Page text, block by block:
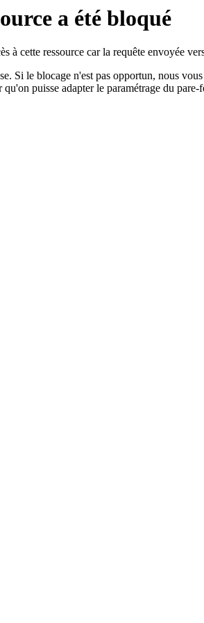
a été bloqué
cette ressource car la requête envoyée
Si le blocage n'est pas opportun, nous
puisse adapter le paramétrage du pare-